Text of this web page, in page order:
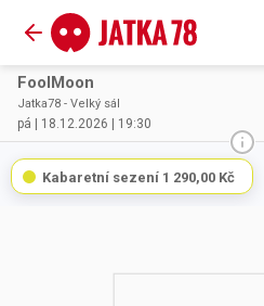
FoolMoon
Jatka78 - Velký sál
pá | 18.12.2026 | 19:30
Kabaretní sezení 1 290,00 Kč